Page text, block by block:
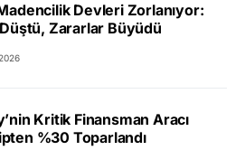
Devleri Zorlanıyor:
Zararlar Büyüdü
Kritik Finansman Aracı
%30 Toparlandı